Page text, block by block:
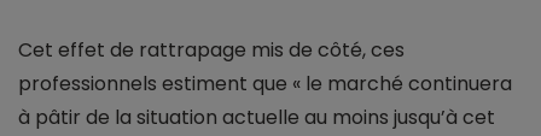
Cet effet de rattrapage mis de côté, ces
professionnels estiment que « le marché continuera
à pâtir de la situation actuelle au moins jusqu’à cet